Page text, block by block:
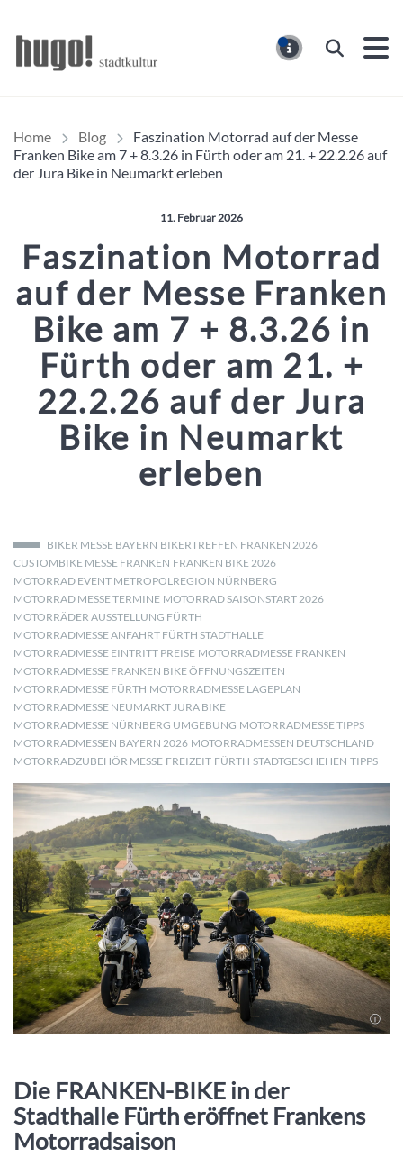
Suchen
Home Blog
Faszination Motorrad auf der Messe
Franken Bike am 7 + 8.3.26 in Fürth oder am 21. + 22.2.26 auf
der Jura Bike in Neumarkt erleben
Veröffentlicht am:
11. Februar 2026
Faszination Motorrad
auf der Messe Franken
Bike am 7 + 8.3.26 in
Fürth oder am 21. +
22.2.26 auf der Jura
Bike in Neumarkt
erleben
BIKER MESSE BAYERN BIKERTREFFEN FRANKEN 2026
CUSTOMBIKE MESSE FRANKEN FRANKEN BIKE 2026
MOTORRAD EVENT METROPOLREGION NÜRNBERG
MOTORRAD MESSE TERMINE MOTORRAD SAISONSTART 2026
MOTORRÄDER AUSSTELLUNG FÜRTH
MOTORRADMESSE ANFAHRT FÜRTH STADTHALLE
MOTORRADMESSE EINTRITT PREISE MOTORRADMESSE FRANKEN
MOTORRADMESSE FRANKEN BIKE ÖFFNUNGSZEITEN
MOTORRADMESSE FÜRTH MOTORRADMESSE LAGEPLAN
MOTORRADMESSE NEUMARKT JURA BIKE
MOTORRADMESSE NÜRNBERG UMGEBUNG MOTORRADMESSE TIPPS
MOTORRADMESSEN BAYERN 2026 MOTORRADMESSEN DEUTSCHLAND
MOTORRADZUBEHÖR MESSE FREIZEIT FÜRTH STADTGESCHEHEN TIPPS
Die FRANKEN-BIKE in der
Stadthalle Fürth eröffnet Frankens
Motorradsaison